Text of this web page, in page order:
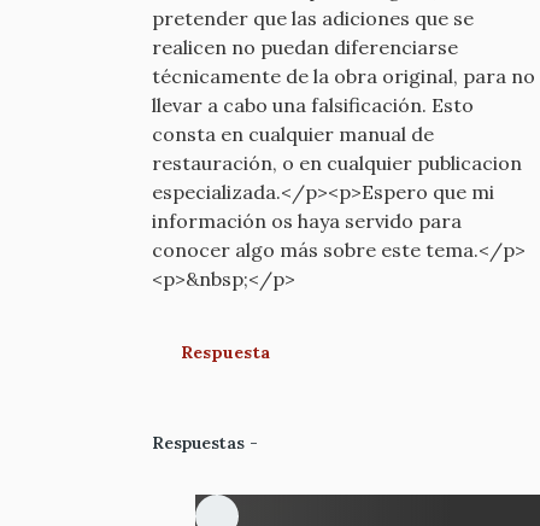
pretender que las adiciones que se
realicen no puedan diferenciarse
técnicamente de la obra original, para no
llevar a cabo una falsificación. Esto
consta en cualquier manual de
restauración, o en cualquier publicacion
especializada.</p><p>Espero que mi
información os haya servido para
conocer algo más sobre este tema.</p>
<p>&nbsp;</p>
Respuesta
Respuestas